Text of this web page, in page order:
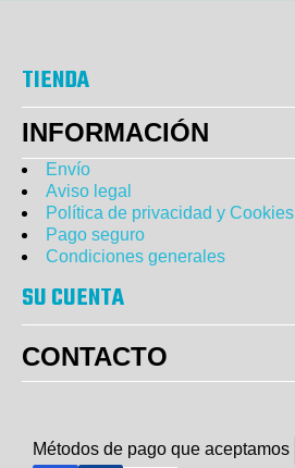
TIENDA
INFORMACIÓN
Envío
Aviso legal
Política de privacidad y Cookies
Pago seguro
Condiciones generales
SU CUENTA
CONTACTO
Métodos de pago que aceptamos